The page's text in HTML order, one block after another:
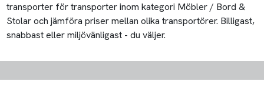
transporter för transporter inom kategori Möbler / Bord &
Stolar och jämföra priser mellan olika transportörer. Billigast,
snabbast eller miljövänligast - du väljer.